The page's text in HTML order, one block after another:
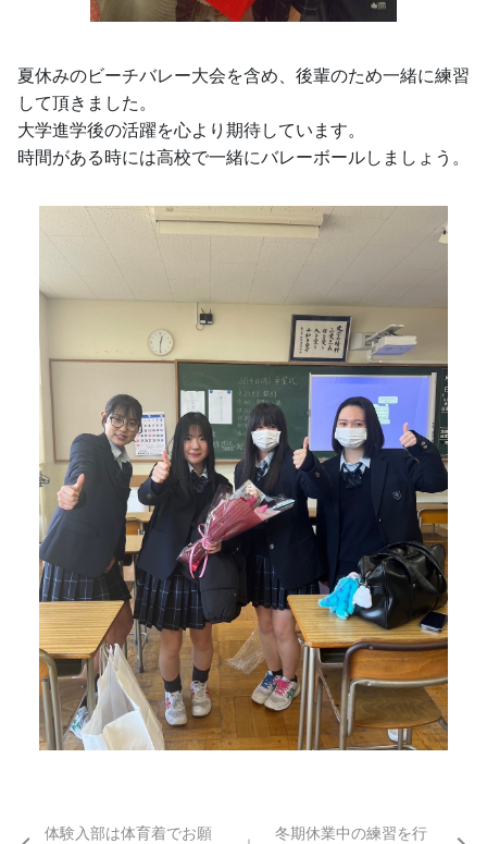
夏休みのビーチバレー大会を含め、後輩のため一緒に練習
して頂きました。
大学進学後の活躍を心より期待しています。
時間がある時には高校で一緒にバレーボールしましょう。
体験入部は体育着でお願 冬期休業中の練習を行